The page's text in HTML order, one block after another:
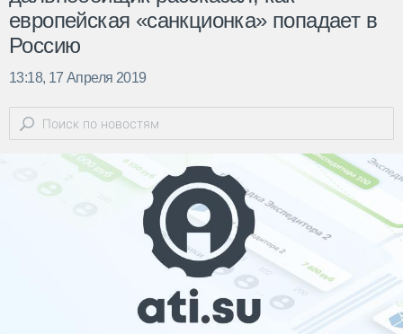
европейская «санкционка» попадает в
Россию
13:18, 17 Апреля 2019